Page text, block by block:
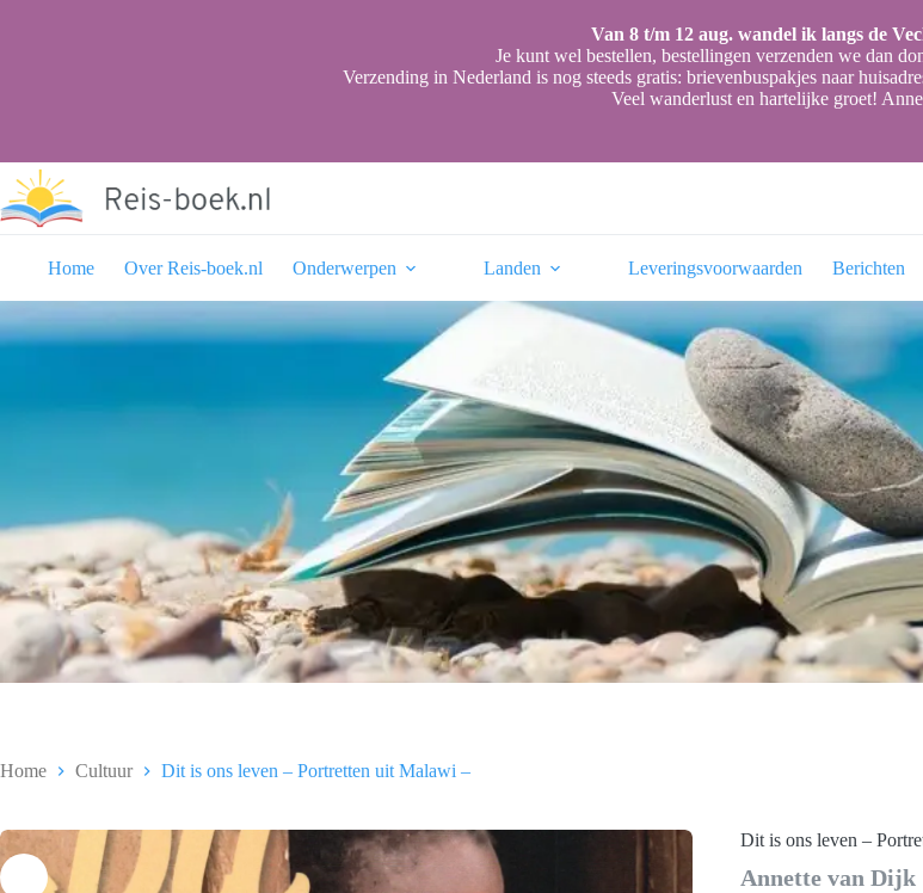
Van 8 t/m 12 aug. wandel ik langs de
Je kunt wel bestellen, bestellingen verzenden we dan
Verzending in Nederland is nog steeds gratis: brievenbuspakjes naar
Veel wanderlust en hartelijke groet! Anne
Home
Over Reis-boek.nl Onderwerpen Landen Leveringsvoorwaarden Berichten
Home Cultuur Dit is ons leven – Portretten uit Malawi –
Dit is ons leven –
Annette van Dijk